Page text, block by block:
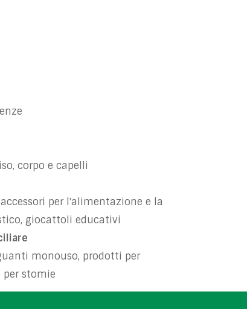
corpo e capelli
per l'alimentazione e la
giocattoli educativi
monouso, prodotti per
stomie